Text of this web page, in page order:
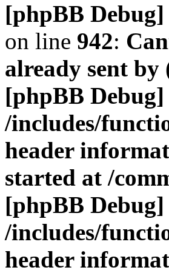
[phpBB
on line 942:
already sent
[phpBB
/includes/
header
started at /
[phpBB
/includes/
header